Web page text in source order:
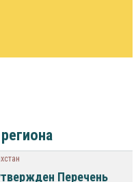
Перечень